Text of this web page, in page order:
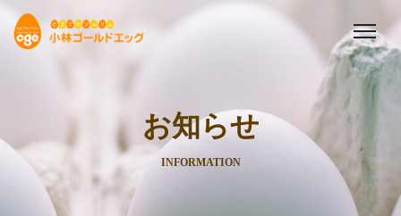
お知らせ
INFORMATION